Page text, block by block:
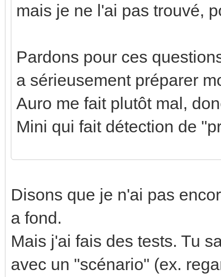
mais je ne l'ai pas trouvé,
Pardons pour ces
a sérieusement préparer
Auro me fait plutôt mal,
Mini qui fait détection de
Disons que je n'ai pas
a fond.
Mais j'ai fais des tests. Tu
avec un "scénario" (ex.